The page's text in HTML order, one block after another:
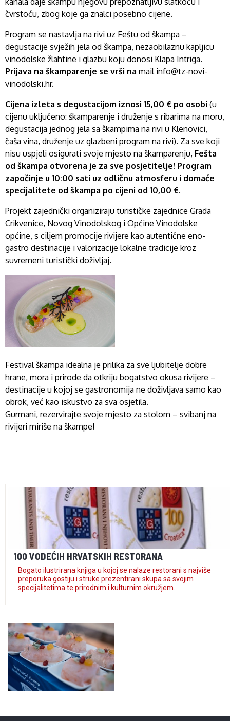
čvrstoću, zbog koje ga znalci posebno cijene.
Program se nastavlja na rivi uz Feštu od škampa –
degustacije svježih jela od škampa, nezaobilaznu kapljicu
vinodolske žlahtine i glazbu koju donosi Klapa Intriga.
Prijava na škamparenje se vrši na mail info@tz-novi-
vinodolski.hr.
Cijena izleta s degustacijom iznosi 15,00 € po osobi (u
cijenu uključeno: škamparenje i druženje s ribarima na moru,
degustacija jednog jela sa škampima na rivi u Klenovici,
čaša vina, druženje uz glazbeni program na rivi). Za sve koji
nisu uspjeli osigurati svoje mjesto na škamparenju, Fešta
od škampa otvorena je za sve posjetitelje! Program
započinje u 10:00 sati uz odličnu atmosferu i domaće
specijalitete od škampa po cijeni od 10,00 €.
Projekt zajednički organiziraju turističke zajednice Grada
Crikvenice, Novog Vinodolskog i Općine Vinodolske
općine, s ciljem promocije rivijere kao autentične eno-
gastro destinacije i valorizacije lokalne tradicije kroz
suvremeni turistički doživljaj.
Festival škampa idealna je prilika za sve ljubitelje dobre
hrane, mora i prirode da otkriju bogatstvo okusa rivijere –
destinacije u kojoj se gastronomija ne doživljava samo kao
obrok, već kao iskustvo za sva osjetila.
Gurmani, rezervirajte svoje mjesto za stolom – svibanj na
rivijeri miriše na škampe!
100 VODEĆIH HRVATSKIH RESTORANA
Bogato ilustrirana knjiga u kojoj se nalaze restorani s najviše
preporuka gostiju i struke prezentirani skupa sa svojim
specijalitetima te prirodnim i kulturnim okružjem.